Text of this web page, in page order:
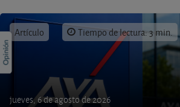
Artículo Tiempo de lectura: 3 min.
jueves, 6 de agosto de 2026